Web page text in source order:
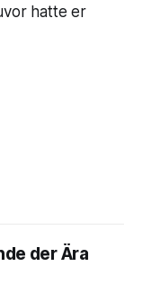
hatte er
der Ära